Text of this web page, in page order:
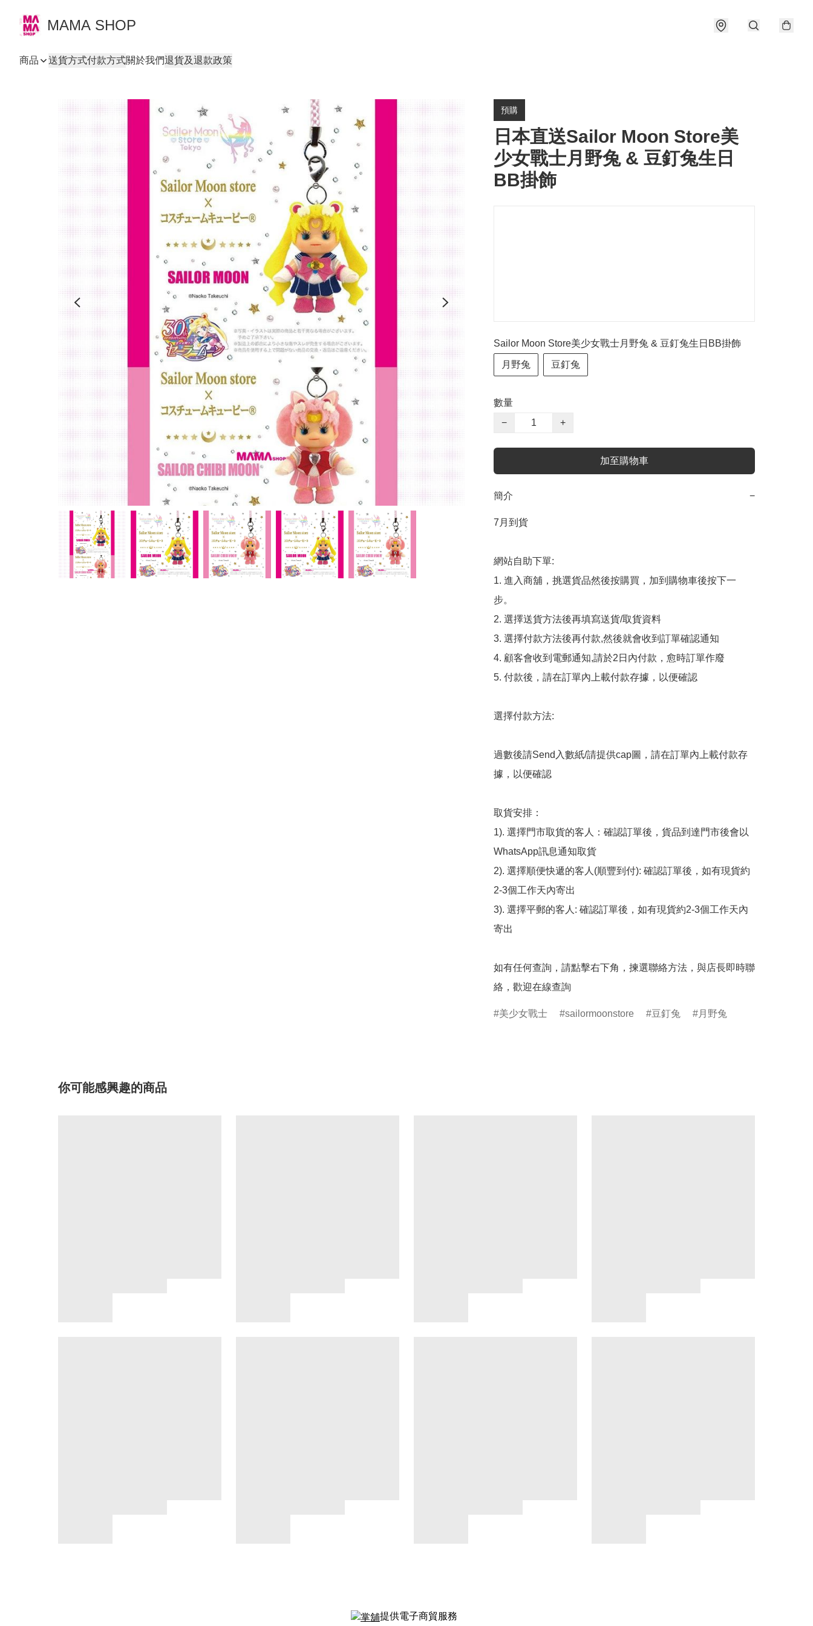
MAMA SHOP
商品 送貨方式付款方式關於我們退貨及退款政策
預購
日本直送Sailor Moon Store美
少女戰士月野兔 & 豆釘兔生日
BB掛飾
Sailor Moon Store美少女戰士月野兔 & 豆釘兔生日BB掛飾
月野兔 豆釘兔
數量
−
+
加至購物車
簡介 −
7月到貨
網站自助下單:
1. 進入商舖，挑選貨品然後按購買，加到購物車後按下一
步。
2. 選擇送貨方法後再填寫送貨/取貨資料
3. 選擇付款方法後再付款,然後就會收到訂單確認通知
4. 顧客會收到電郵通知,請於2日內付款，愈時訂單作廢
5. 付款後，請在訂單內上載付款存據，以便確認
選擇付款方法:
過數後請Send入數紙/請提供cap圖，請在訂單內上載付款存
據，以便確認
取貨安排：
1). 選擇門市取貨的客人：確認訂單後，貨品到達門市後會以
WhatsApp訊息通知取貨
2). 選擇順便快遞的客人(順豐到付): 確認訂單後，如有現貨約
2-3個工作天內寄出
3). 選擇平郵的客人: 確認訂單後，如有現貨約2-3個工作天內
寄出
如有任何查詢，請點擊右下角，揀選聯絡方法，與店長即時聯
絡，歡迎在線查詢
美少女戰士 sailormoonstore 豆釘兔 月野兔
你可能感興趣的商品
提供電子商貿服務